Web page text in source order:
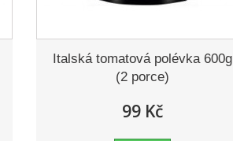
Italská tomatová polévka 600g
(2 porce)
99 Kč